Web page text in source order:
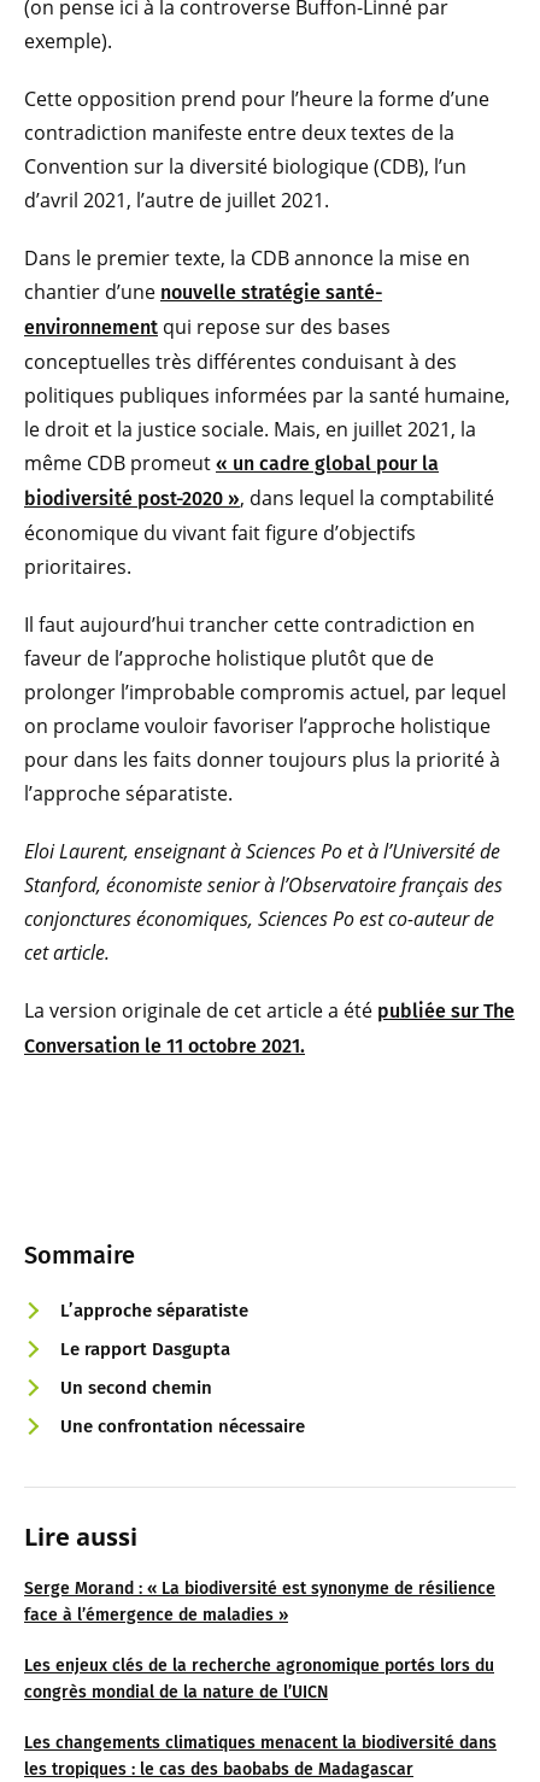
Sommaire
L’approche séparatiste
Le rapport Dasgupta
Un second chemin
Une confrontation nécessaire
Lire aussi
Serge Morand : « La biodiversité est synonyme de résilience
face à l’émergence de maladies »
Les enjeux clés de la recherche agronomique portés lors du
congrès mondial de la nature de l’UICN
Les changements climatiques menacent la biodiversité dans
les tropiques : le cas des baobabs de Madagascar
(on pense ici à la controverse Buffon-Linné par
exemple).
Cette opposition prend pour l’heure la forme d’une
contradiction manifeste entre deux textes de la
Convention sur la diversité biologique (CDB), l’un
d’avril 2021, l’autre de juillet 2021.
Dans le premier texte, la CDB annonce la mise en
chantier d’une nouvelle stratégie santé-
environnement qui repose sur des bases
conceptuelles très différentes conduisant à des
politiques publiques informées par la santé humaine,
le droit et la justice sociale. Mais, en juillet 2021, la
même CDB promeut « un cadre global pour la
biodiversité post-2020 », dans lequel la comptabilité
économique du vivant fait figure d’objectifs
prioritaires.
Il faut aujourd’hui trancher cette contradiction en
faveur de l’approche holistique plutôt que de
prolonger l’improbable compromis actuel, par lequel
on proclame vouloir favoriser l’approche holistique
pour dans les faits donner toujours plus la priorité à
l’approche séparatiste.
Eloi Laurent, enseignant à Sciences Po et à l’Université de
Stanford, économiste senior à l’Observatoire français des
conjonctures économiques, Sciences Po est co-auteur de
cet article.
La version originale de cet article a été publiée sur The
Conversation le 11 octobre 2021.